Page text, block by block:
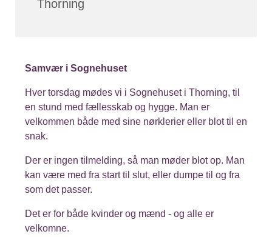
Thorning
Samvær i Sognehuset
Hver torsdag mødes vi i Sognehuset i Thorning, til
en stund med fællesskab og hygge. Man er
velkommen både med sine nørklerier eller blot til en
snak.
Der er ingen tilmelding, så man møder blot op. Man
kan være med fra start til slut, eller dumpe til og fra
som det passer.
Det er for både kvinder og mænd - og alle er
velkomne.